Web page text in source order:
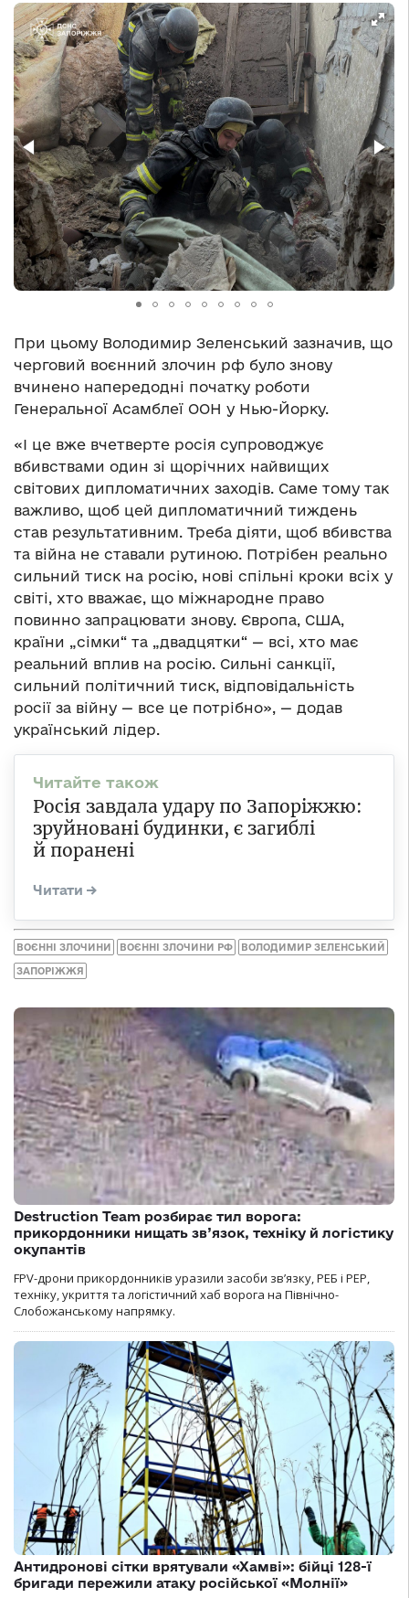
При цьому Володимир Зеленський зазначив, що
черговий воєнний злочин рф було знову
вчинено напередодні початку роботи
Генеральної Асамблеї ООН у Нью-Йорку.
«І це вже вчетверте росія супроводжує
вбивствами один зі щорічних найвищих
світових дипломатичних заходів. Саме тому так
важливо, щоб цей дипломатичний тиждень
став результативним. Треба діяти, щоб вбивства
та війна не ставали рутиною. Потрібен реально
сильний тиск на росію, нові спільні кроки всіх у
світі, хто вважає, що міжнародне право
повинно запрацювати знову. Європа, США,
країни „сімки“ та „двадцятки“ — всі, хто має
реальний вплив на росію. Сильні санкції,
сильний політичний тиск, відповідальність
росії за війну — все це потрібно», — додав
український лідер.
Росія завдала удару по Запоріжжю:
зруйновані будинки, є загиблі
й поранені
ВОЄННІ ЗЛОЧИНИ ВОЄННІ ЗЛОЧИНИ РФ ВОЛОДИМИР ЗЕЛЕНСЬКИЙ
ЗАПОРІЖЖЯ
Destruction Team розбирає тил ворога:
прикордонники нищать зв’язок, техніку й логістику
окупантів
FPV-дрони прикордонників уразили засоби зв’язку, РЕБ і РЕР,
техніку, укриття та логістичний хаб ворога на Північно-
Слобожанському напрямку.
Антидронові сітки врятували «Хамві»: бійці 128-ї
бригади пережили атаку російської «Молнії»